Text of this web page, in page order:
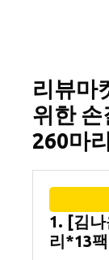
리뷰마
위한
260마
1. [김
리*13